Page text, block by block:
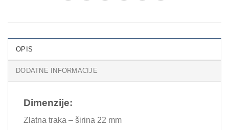
OPIS
DODATNE INFORMACIJE
Dimenzije:
Zlatna traka – širina 22 mm